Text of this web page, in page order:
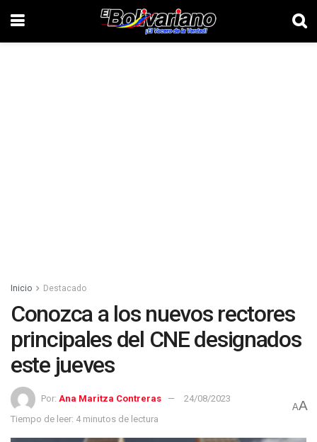
Inicio Destacado
Conozca a los nuevos rectores
principales del CNE designados
este jueves
Por: Ana Maritza Contreras
24/08/2023
Tiempo de leer: 4 minutos de lectura
AA